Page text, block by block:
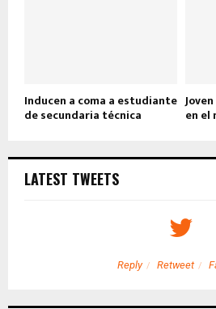
Inducen a coma a estudiante
de secundaria técnica en el
LATEST TWEETS
Reply Retweet